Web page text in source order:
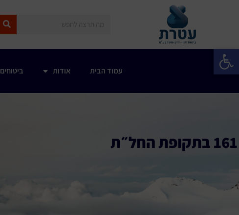
פתח סרגל נגישות
עמוד הבית אודות ביטוחים
161 בתקופת החל״ת